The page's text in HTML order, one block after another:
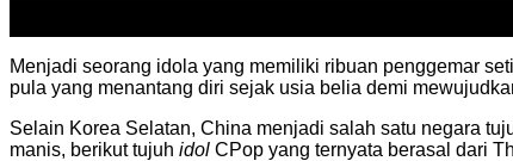
Menjadi seorang idola yang memiliki ribuan penggemar
pula yang menantang diri sejak usia belia demi
Selain Korea Selatan, China menjadi salah satu negara
manis, berikut tujuh idol CPop yang ternyata berasal dari